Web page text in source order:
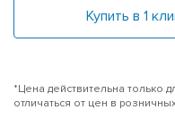
Купить в 1
*Цена действительна только
отличаться от цен в